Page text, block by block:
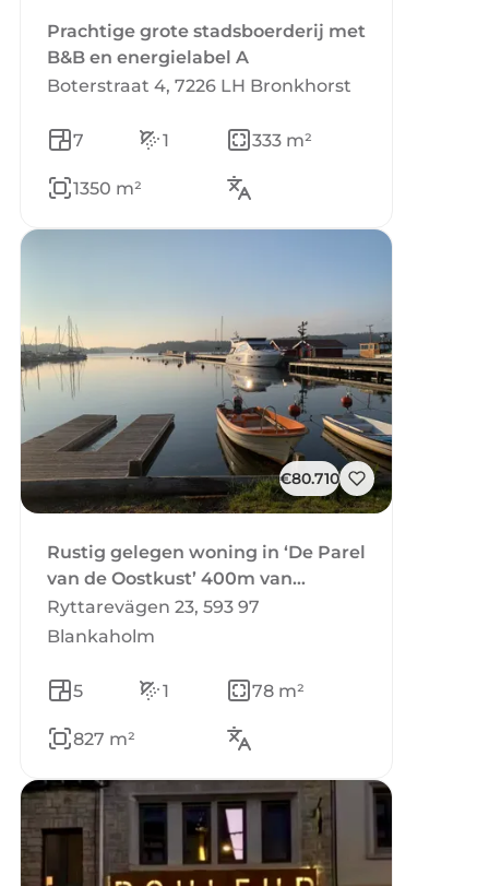
Prachtige grote stadsboerderij met
B&B en energielabel A
Boterstraat 4, 7226 LH Bronkhorst
7 1 333 m²
1350 m²
€80.710
Rustig gelegen woning in ‘De Parel
van de Oostkust’ 400m van
haven/badplaats en omgeven door
bos.
Ryttarevägen 23, 593 97
Blankaholm
5 1 78 m²
827 m²